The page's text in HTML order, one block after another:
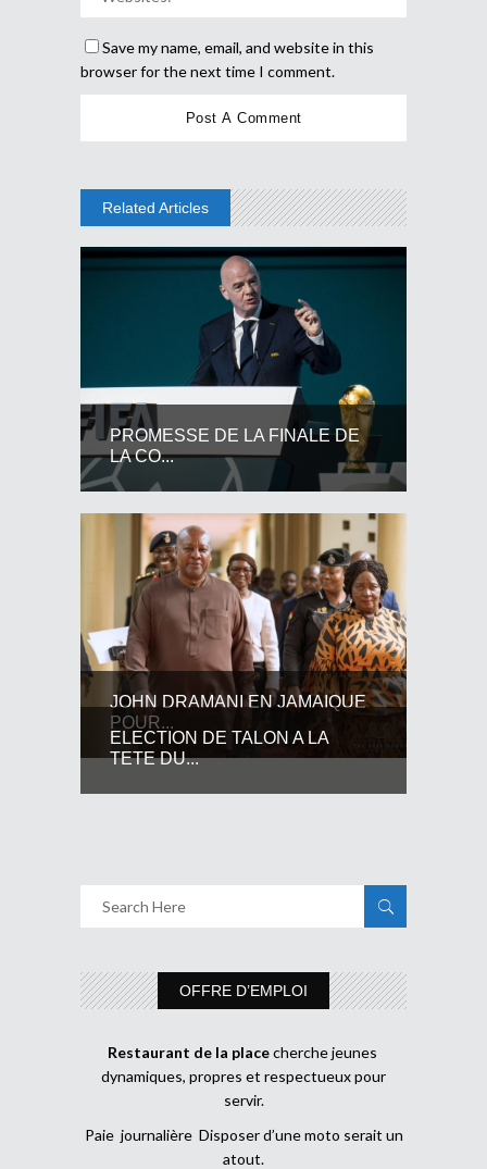
Save my name, email, and website in this
browser for the next time I comment.
Related Articles
PROMESSE DE LA FINALE DE
LA CO...
JOHN DRAMANI EN JAMAIQUE
POUR...
ELECTION DE TALON A LA
TETE DU...
OFFRE D’EMPLOI
Restaurant de la placecherche jeunes
dynamiques, propres et respectueux pour
servir.
Paie journalière Disposer d’une moto serait un
atout.